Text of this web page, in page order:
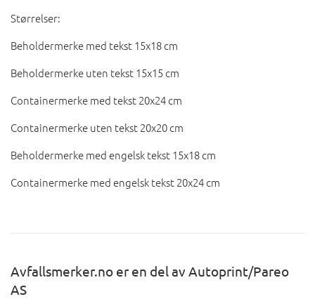
Størrelser:
Beholdermerke med tekst 15x18 cm
Beholdermerke uten tekst 15x15 cm
Containermerke med tekst 20x24 cm
Containermerke uten tekst 20x20 cm
Beholdermerke med engelsk tekst 15x18 cm
Containermerke med engelsk tekst 20x24 cm
Avfallsmerker.no er en del av Autoprint/Pareo
AS